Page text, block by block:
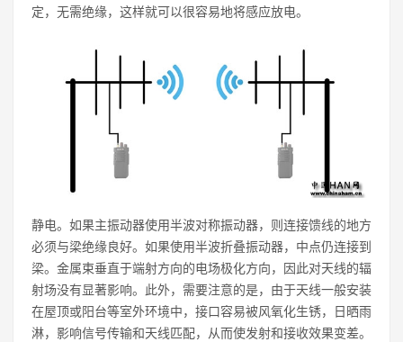
定，无需绝缘，这样就可以很容易地将感应放电。
静电。如果主振动器使用半波对称振动器，则连接馈线的地方
必须与梁绝缘良好。如果使用半波折叠振动器，中点仍连接到
梁。金属束垂直于端射方向的电场极化方向，因此对天线的辐
射场没有显著影响。此外，需要注意的是，由于天线一般安装
在屋顶或阳台等室外环境中，接口容易被风氧化生锈，日晒雨
淋，影响信号传输和天线匹配，从而使发射和接收效果变差。